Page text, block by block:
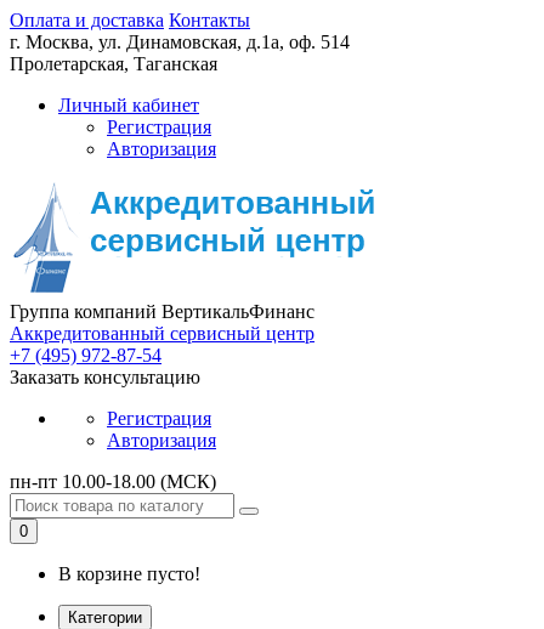
Оплата и доставка Контакты
г. Москва, ул. Динамовская, д.1а, оф. 514
Пролетарская, Таганская
Личный кабинет
Регистрация
Авторизация
Группа компаний ВертикальФинанс
Аккредитованный сервисный центр
+7 (495) 972-87-54
Заказать консультацию
Регистрация
Авторизация
пн-пт 10.00-18.00 (МСК)
0
В корзине пусто!
Категории